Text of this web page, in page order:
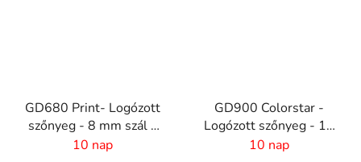
GD680 Print- Logózott
szőnyeg - 8 mm szál -
Egyedi méret
10 nap
GD900 Colorstar -
Logózott szőnyeg - 10
mm szál - egyedi méret
10 nap